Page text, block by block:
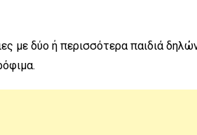
με δύο ή περισσότερα παιδιά